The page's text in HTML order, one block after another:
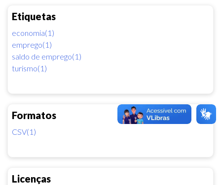
Etiquetas
economia(1)
emprego(1)
saldo de emprego(1)
turismo(1)
Formatos
CSV(1)
Licenças